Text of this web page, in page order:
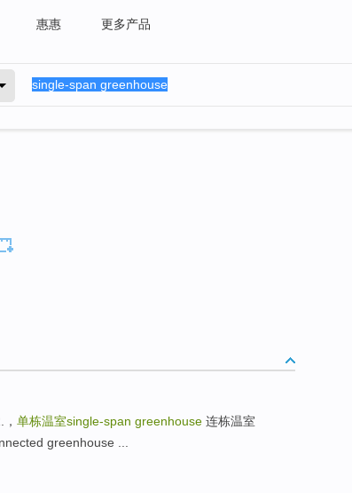
惠惠 更多产品
单栋温室single-span greenhouse 连栋温室
greenhouse ...